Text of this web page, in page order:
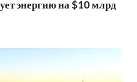
энергию на $10 млрд